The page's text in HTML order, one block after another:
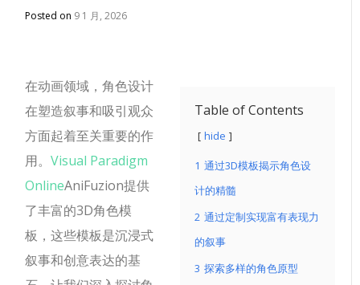
Posted on 9 1 月, 2026
Table of Contents
hide
1 通过3D模板揭示角色设
计的精髓
2 通过定制实现富有表现力
的叙事
3 探索多样的角色原型
在动画领域，角色设计
在塑造叙事和吸引观众
方面起着至关重要的作
用。Visual Paradigm
OnlineAniFuzion提供
了丰富的3D角色模
板，这些模板是沉浸式
叙事和创意表达的基